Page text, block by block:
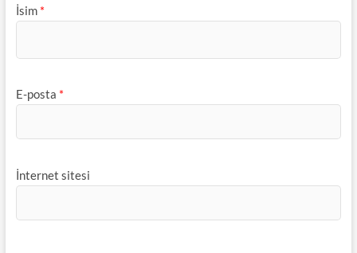
İsim *
E-posta *
İnternet sitesi